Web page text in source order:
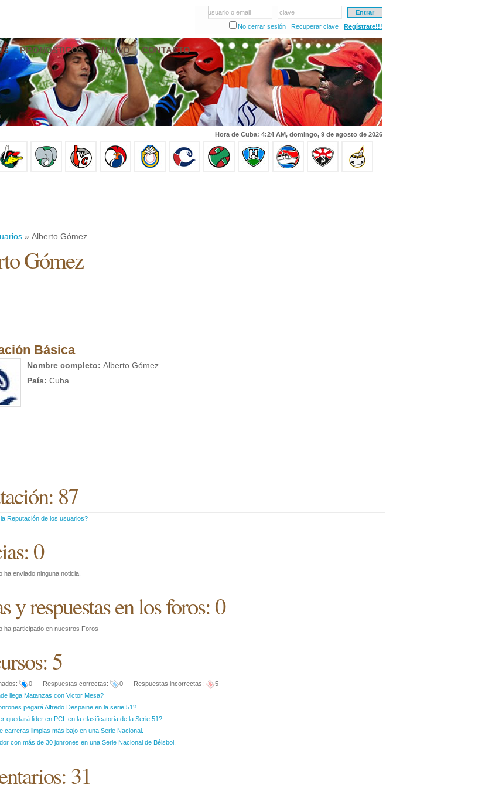
usuario o email
clave
No cerrar sesión
Recuperar clave Regístrate!!!
PRONÓSTICOS EN VIVO CONTACTO
Hora de Cuba: 4:24 AM, domingo, 9 de agosto de 2026
» Alberto Gómez
Gómez
Básica
Nombre completo: Alberto Gómez
País: Cuba
87
Reputación de los usuarios?
0
ha enviado ninguna noticia.
y respuestas en los foros: 0
ha participado en nuestros Foros
5
0 Respuestas correctas: 0 Respuestas incorrectas:
5
llega Matanzas con Victor Mesa?
pegará Alfredo Despaine en la serie 51?
quedará lider en PCL en la clasificatoria de la Serie 51?
carreras limpias más bajo en una Serie Nacional.
con más de 30 jonrones en una Serie Nacional de Béisbol.
31